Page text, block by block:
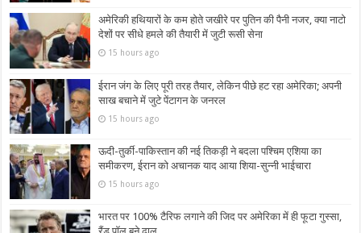
अमेरिकी हथियारों के कम होते जखीरे पर पुतिन की पैनी नजर, क्या नाटो
देशों पर सीधे हमले की तैयारी में जुटी रूसी सेना
15 hours ago
ईरान जंग के लिए पूरी तरह तैयार, लेकिन पीछे हट रहा अमेरिका; अपनी
साख बचाने में जुटे पेंटागन के जनरल
15 hours ago
ऊदी-तुर्की-पाकिस्तान की नई तिकड़ी ने बदला पश्चिम एशिया का
समीकरण, ईरान को अचानक याद आया शिया-सुन्नी भाईचारा
15 hours ago
भारत पर 100% टैरिफ लगाने की जिद पर अमेरिका में ही फूटा गुस्सा,